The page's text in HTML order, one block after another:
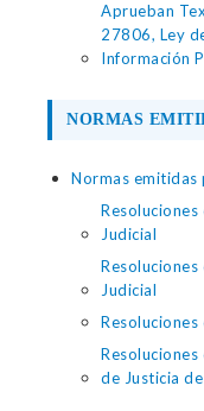
Aprueban
27806, Ley
Información
NORMAS
Normas emitidas
Judicial
Judicial
de Justicia